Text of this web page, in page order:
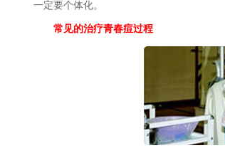
一定要个体化。
常见的治疗青春痘过程